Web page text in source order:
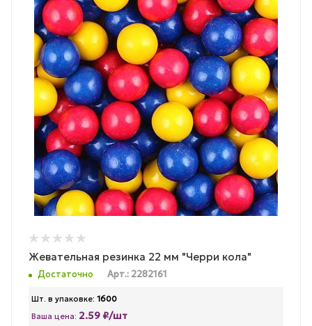
Жевательная резинка 22 мм "Черри кола"
Достаточно Арт.: 2282161
Шт. в упаковке: 1600
Ваша цена: 2.59 ₽/шт